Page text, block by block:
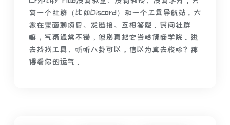
有一个社群（比如Discord）和一个工具导航站。大
家在里面聊项目、发链接、互相答疑。民间社群
嘛，气氛通常不错，但别真把它当哈佛商学院。进
去找找工具、听听八卦可以，信以为真去梭哈？那
得看你的运气。